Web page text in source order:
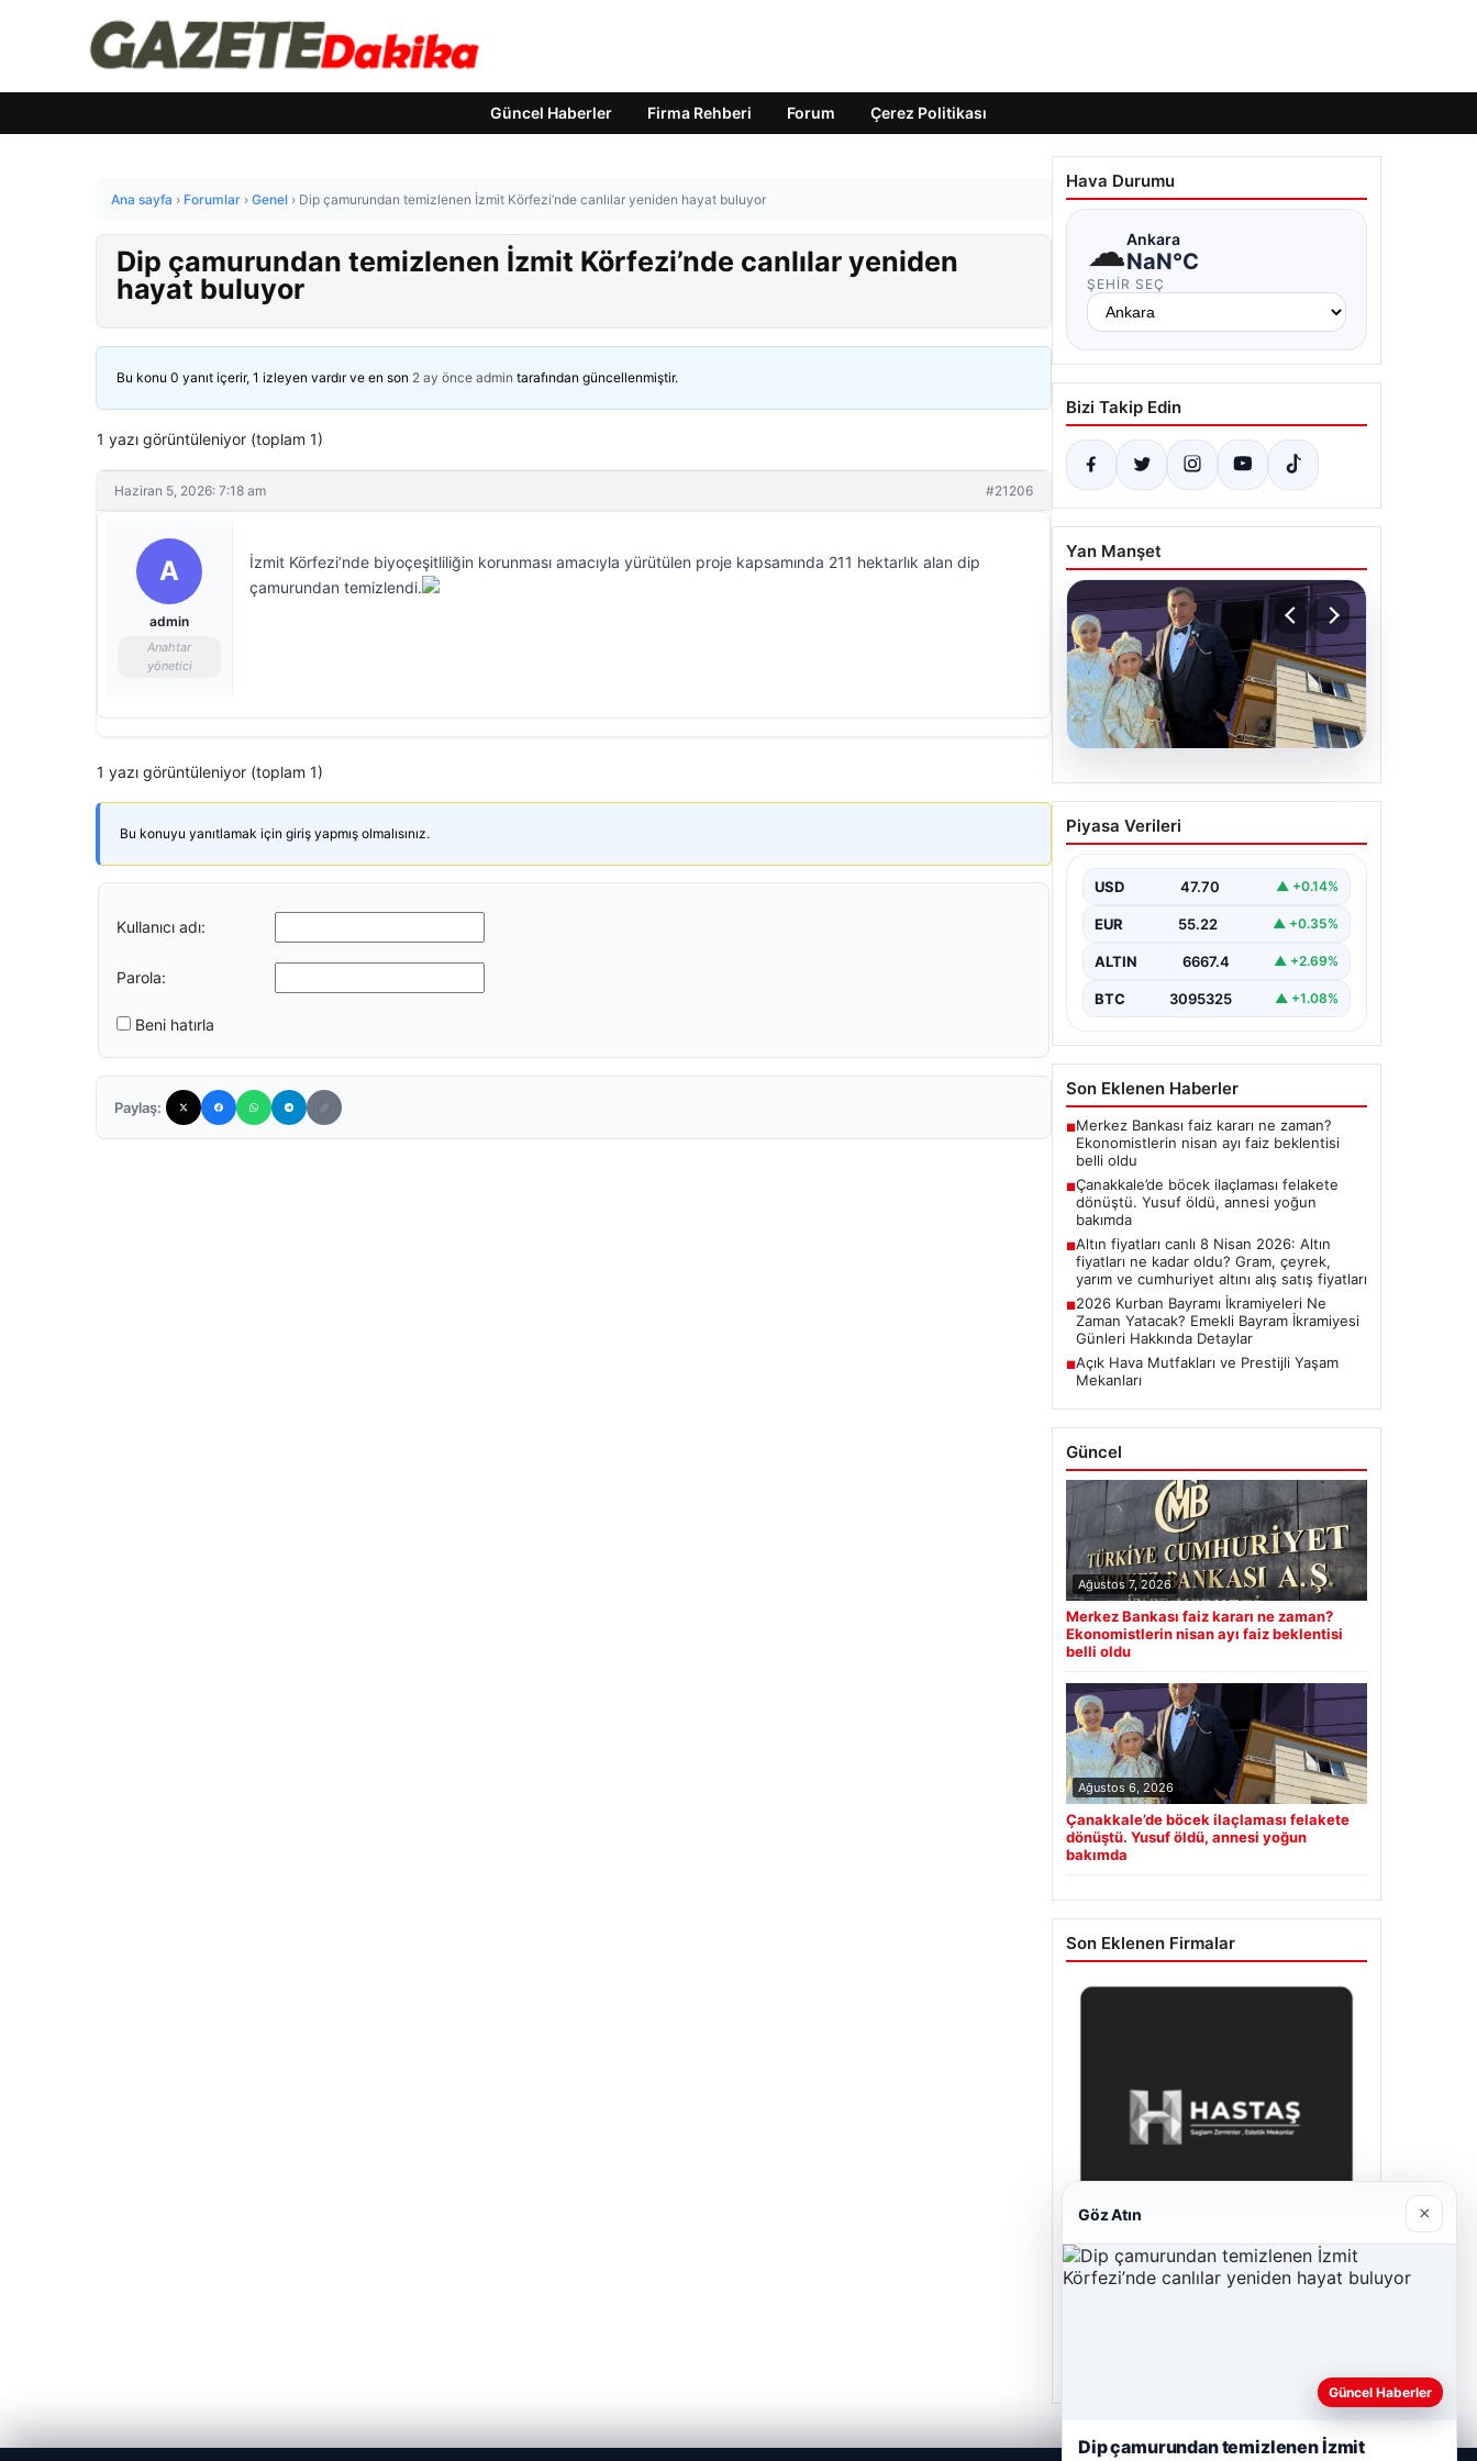
Güncel Haberler Firma Rehberi Forum Çerez Politikası
Ana sayfa › Forumlar › Genel › Dip çamurundan temizlenen İzmit Körfezi’nde canlılar yeniden hayat buluyor
Dip çamurundan temizlenen İzmit Körfezi’nde canlılar yeniden
hayat buluyor
Bu konu 0 yanıt içerir, 1 izleyen vardır ve en son 2 ay önce admin tarafından güncellenmiştir.
1 yazı görüntüleniyor (toplam 1)
Haziran 5, 2026: 7:18 am #21206
A
admin
Anahtar
yönetici
İzmit Körfezi’nde biyoçeşitliliğin korunması amacıyla yürütülen proje kapsamında 211 hektarlık alan dip
çamurundan temizlendi.
1 yazı görüntüleniyor (toplam 1)
Bu konuyu yanıtlamak için giriş yapmış olmalısınız.
Kullanıcı adı:
Parola:
Beni hatırla
Paylaş:
Hava Durumu
☁Ankara
NaN°C
ŞEHIR SEÇ
Bizi Takip Edin
Yan Manşet
Çanakkale’de böcek
ilaçlaması felakete
annesi yoğun bakımda
Piyasa Verileri
USD 47.70 ▲ +0.14%
EUR 55.22 ▲ +0.35%
ALTIN 6667.4 ▲ +2.69%
BTC 3095325 ▲ +1.08%
Son Eklenen Haberler
■Merkez Bankası faiz kararı ne zaman?
Ekonomistlerin nisan ayı faiz beklentisi
belli oldu
■Çanakkale’de böcek ilaçlaması felakete
dönüştü. Yusuf öldü, annesi yoğun
bakımda
■Altın fiyatları canlı 8 Nisan 2026: Altın
fiyatları ne kadar oldu? Gram, çeyrek,
yarım ve cumhuriyet altını alış satış fiyatları
■2026 Kurban Bayramı İkramiyeleri Ne
Zaman Yatacak? Emekli Bayram İkramiyesi
Günleri Hakkında Detaylar
■Açık Hava Mutfakları ve Prestijli Yaşam
Mekanları
Güncel
Ağustos 7, 2026
Merkez Bankası faiz kararı ne zaman?
Ekonomistlerin nisan ayı faiz beklentisi
belli oldu
Ağustos 6, 2026
Çanakkale’de böcek ilaçlaması felakete
dönüştü. Yusuf öldü, annesi yoğun
bakımda
Son Eklenen Firmalar
Göz Atın ×
Güncel Haberler
Dip çamurundan temizlenen İzmit